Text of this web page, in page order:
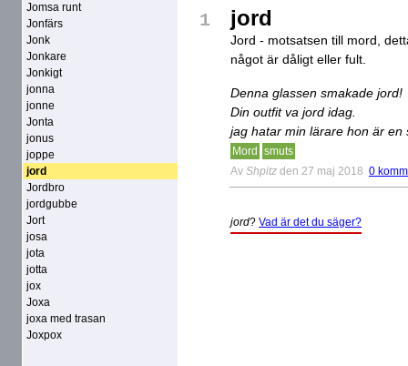
Jomsa runt
Jonfärs
Jonk
Jonkare
Jonkigt
jonna
jonne
Jonta
jonus
joppe
jord
Jordbro
jordgubbe
Jort
josa
jota
jotta
jox
Joxa
joxa med trasan
Joxpox
1 jord
Jord - motsatsen till mord,
något är dåligt eller fult.
Denna glassen smakade jord!
Din outfit va jord idag.
jag hatar min lärare hon är en
Mord
smuts
Av Shpitz den 27 maj 2018 0
jord? Vad är det du säger?